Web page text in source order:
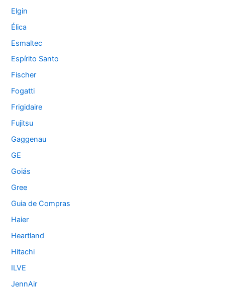
Elgin
Élica
Esmaltec
Espírito Santo
Fischer
Fogatti
Frigidaire
Fujitsu
Gaggenau
GE
Goiás
Gree
Guia de Compras
Haier
Heartland
Hitachi
ILVE
JennAir